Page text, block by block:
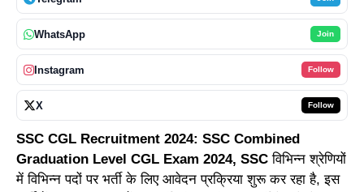
WhatsApp Join
Instagram Follow
X Follow
SSC CGL Recruitment 2024: SSC Combined
Graduation Level CGL Exam 2024, SSC विभिन्न श्रेणियों
में विभिन्न पदों पर भर्ती के लिए आवेदन प्रक्रिया शुरू कर रहा है, इस